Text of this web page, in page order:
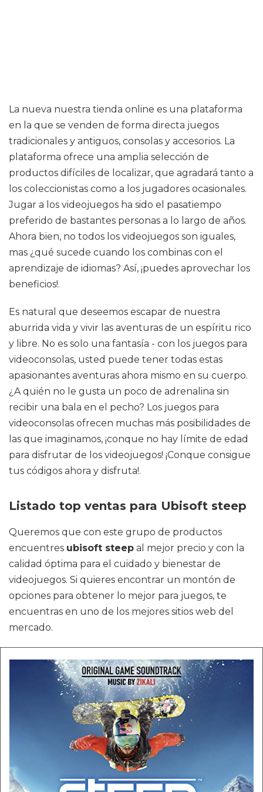
La nueva nuestra tienda online es una plataforma
en la que se venden de forma directa juegos
tradicionales y antiguos, consolas y accesorios. La
plataforma ofrece una amplia selección de
productos difíciles de localizar, que agradará tanto a
los coleccionistas como a los jugadores ocasionales.
Jugar a los videojuegos ha sido el pasatiempo
preferido de bastantes personas a lo largo de años.
Ahora bien, no todos los videojuegos son iguales,
mas ¿qué sucede cuando los combinas con el
aprendizaje de idiomas? Así, ¡puedes aprovechar los
beneficios!.
Es natural que deseemos escapar de nuestra
aburrida vida y vivir las aventuras de un espíritu rico
y libre. No es solo una fantasía - con los juegos para
videoconsolas, usted puede tener todas estas
apasionantes aventuras ahora mismo en su cuerpo.
¿A quién no le gusta un poco de adrenalina sin
recibir una bala en el pecho? Los juegos para
videoconsolas ofrecen muchas más posibilidades de
las que imaginamos, ¡conque no hay límite de edad
para disfrutar de los videojuegos! ¡Conque consigue
tus códigos ahora y disfruta!.
Listado top ventas para Ubisoft steep
Queremos que con este grupo de productos
encuentres ubisoft steep al mejor precio y con la
calidad óptima para el cuidado y bienestar de
videojuegos. Si quieres encontrar un montón de
opciones para obtener lo mejor para juegos, te
encuentras en uno de los mejores sitios web del
mercado.